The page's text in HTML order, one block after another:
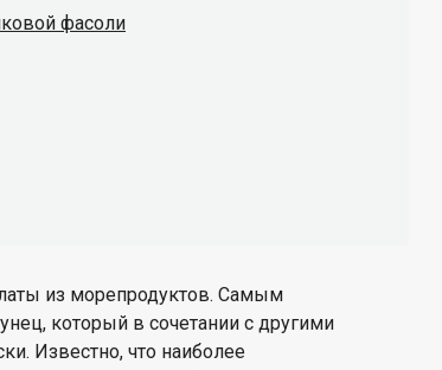
фасоли
из морепродуктов. Самым
который в сочетании с другими
Известно, что наиболее